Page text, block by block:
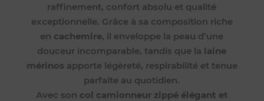
raffinement, confort absolu et qualité
exceptionnelle. Grâce à sa composition riche
en cachemire, il enveloppe la peau d’une
douceur incomparable, tandis que la laine
mérinos apporte légèreté, respirabilité et tenue
parfaite au quotidien.
Avec son col camionneur zippé élégant et